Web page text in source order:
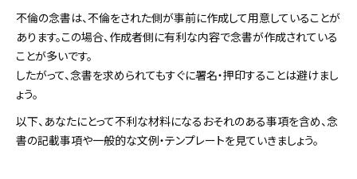
不倫の念書は、不倫をされた側が事前に作成して用意していることが
あります。この場合、作成者側に有利な内容で念書が作成されている
ことが多いです。
したがって、念書を求められてもすぐに署名・押印することは避けまし
ょう。
以下、あなたにとって不利な材料になるおそれのある事項を含め、念
書の記載事項や一般的な文例・テンプレートを見ていきましょう。